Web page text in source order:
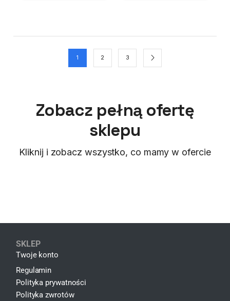
1 2 3
Zobacz pełną ofertę
sklepu
Kliknij i zobacz wszystko, co mamy w ofercie
SKLEP
Twoje konto
Regulamin
Polityka prywatności
Polityka zwrotów